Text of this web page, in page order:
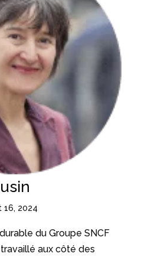
16, 2024
du Groupe SNCF
aux côté des